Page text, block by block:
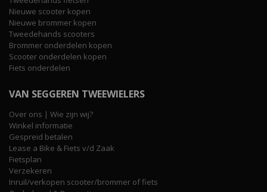
Nieuwe scooter kopen
Nieuwe brommer kopen
Tweedehands scooters
Brommer onderdelen kopen
Scooter onderdelen kopen
Fiets onderdelen
VAN SEGGEREN TWEEWIELERS
Over ons | Wie zijn wij?
Winkel informatie
Gespreid betalen
Lease a Bike & Fiets v/d Zaak
Fietsplan
Verzekeren
Inruil/verkopen scooter/brommer of fiets